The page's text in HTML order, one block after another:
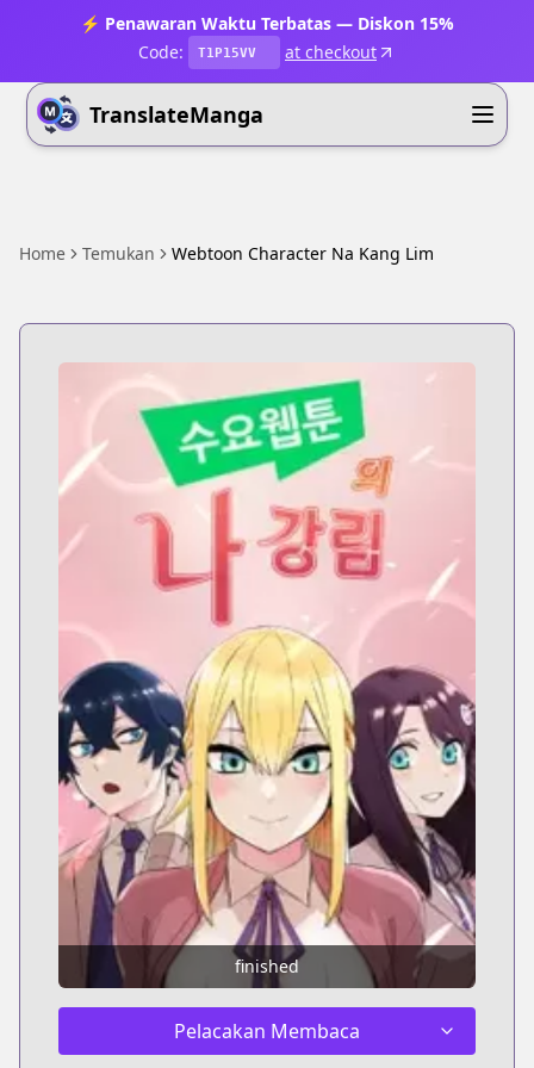
⚡ Penawaran Waktu Terbatas — Diskon 15%
Code:
T1P15VV at checkout
TranslateManga
Home Temukan Webtoon Character Na Kang Lim
finished
Pelacakan Membaca